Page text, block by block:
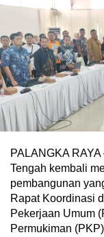
PALANGKA
Tengah kembali
pembangunan
Rapat Koordinasi
Pekerjaan Umum
Permukiman